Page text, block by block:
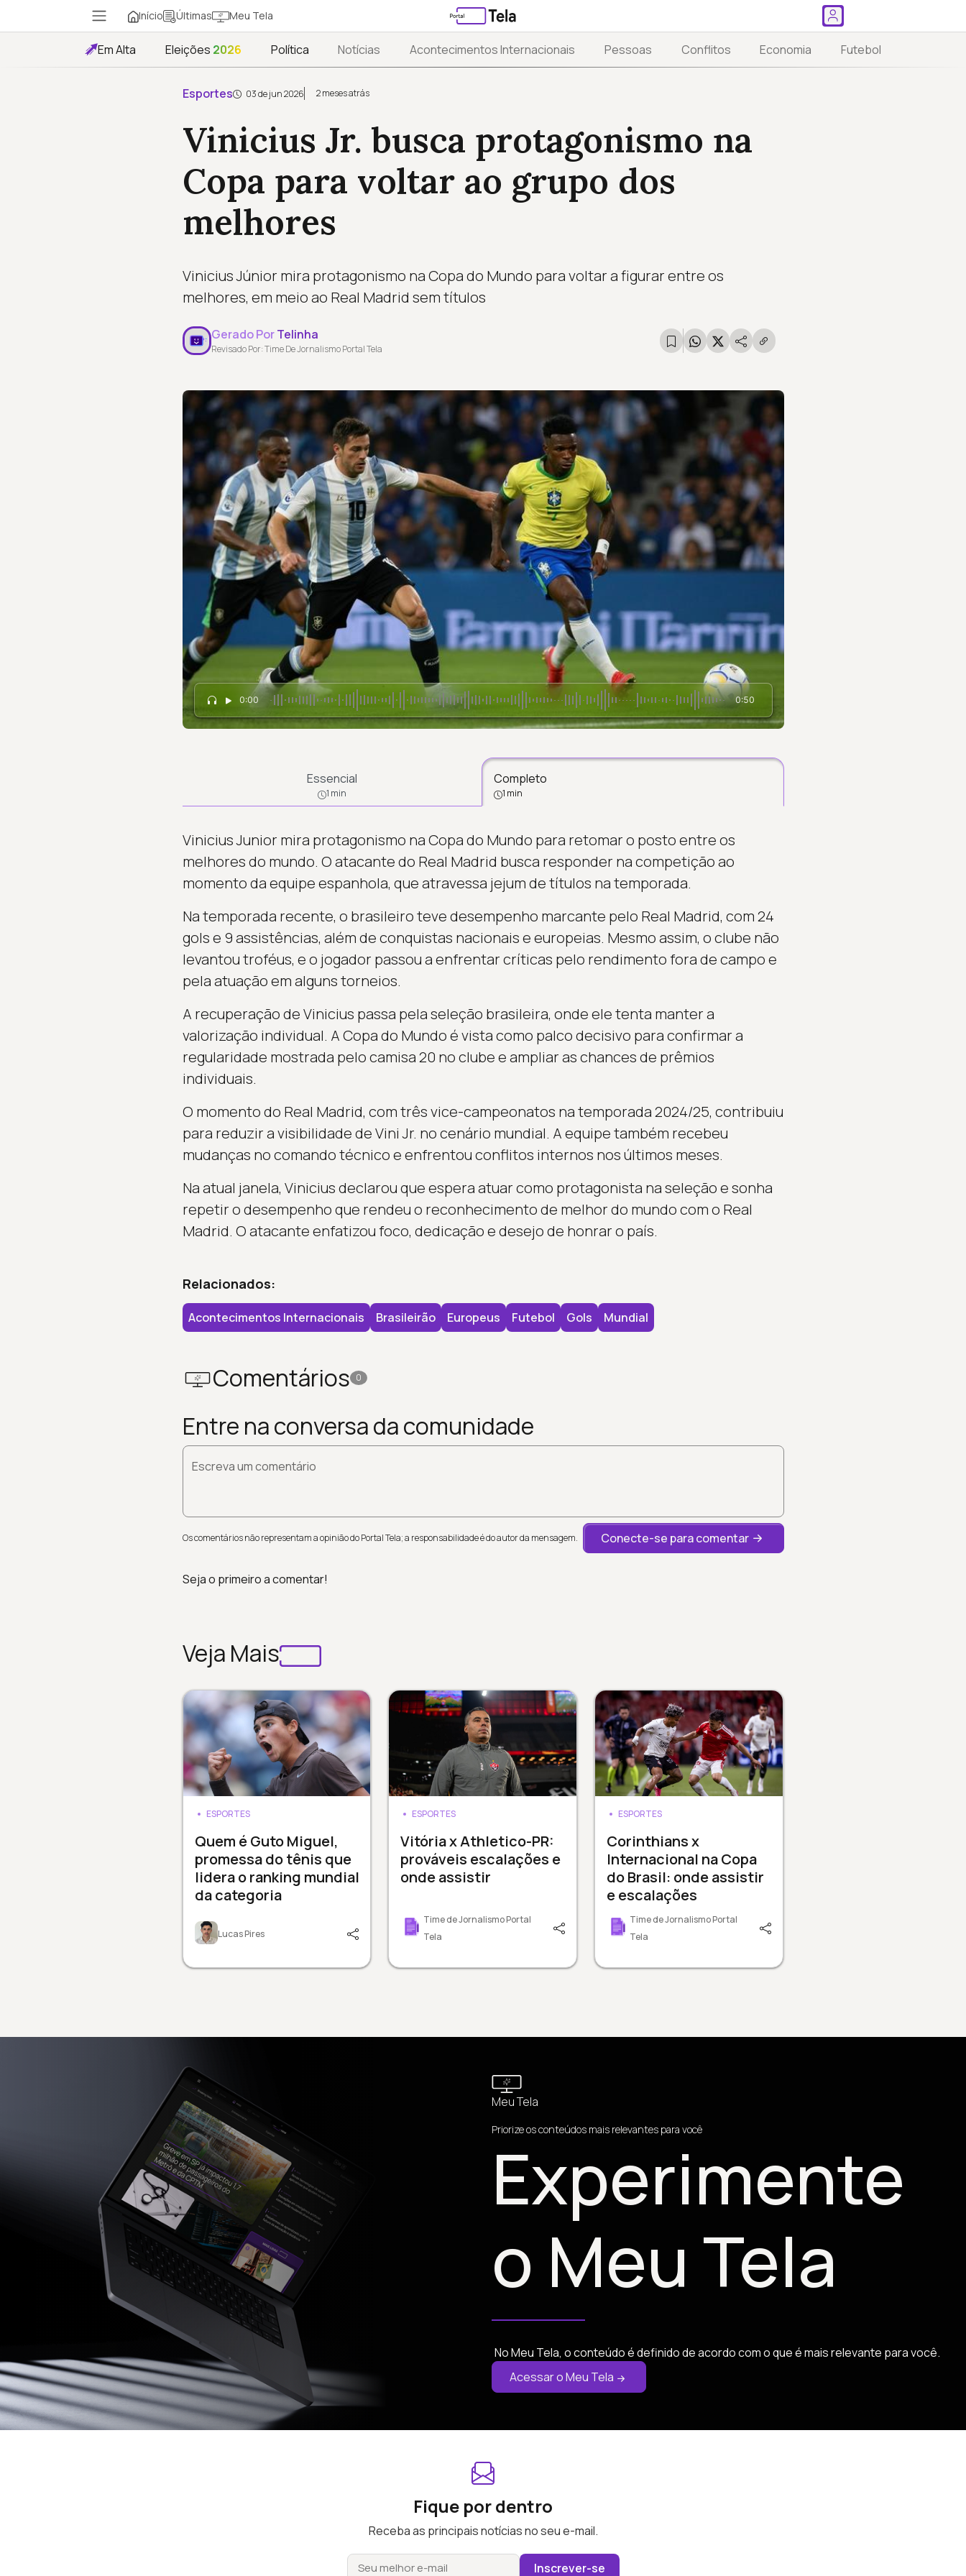
Início Últimas Meu Tela
Em Alta Eleições 2026 Política Notícias Acontecimentos Internacionais Pessoas Conflitos Economia Futebol
Esportes 03 de jun 2026 2 meses atrás
Vinicius Jr. busca protagonismo na
Copa para voltar ao grupo dos
melhores
Vinicius Júnior mira protagonismo na Copa do Mundo para voltar a figurar entre os
melhores, em meio ao Real Madrid sem títulos
Gerado PorTelinha
Revisado Por: Time De Jornalismo Portal Tela
0:00 0:50
Essencial
1 min
Completo
1 min
Vinicius Junior mira protagonismo na Copa do Mundo para retomar o posto entre os
melhores do mundo. O atacante do Real Madrid busca responder na competição ao
momento da equipe espanhola, que atravessa jejum de títulos na temporada.
Na temporada recente, o brasileiro teve desempenho marcante pelo Real Madrid, com 24
gols e 9 assistências, além de conquistas nacionais e europeias. Mesmo assim, o clube não
levantou troféus, e o jogador passou a enfrentar críticas pelo rendimento fora de campo e
pela atuação em alguns torneios.
A recuperação de Vinicius passa pela seleção brasileira, onde ele tenta manter a
valorização individual. A Copa do Mundo é vista como palco decisivo para confirmar a
regularidade mostrada pelo camisa 20 no clube e ampliar as chances de prêmios
individuais.
O momento do Real Madrid, com três vice-campeonatos na temporada 2024/25, contribuiu
para reduzir a visibilidade de Vini Jr. no cenário mundial. A equipe também recebeu
mudanças no comando técnico e enfrentou conflitos internos nos últimos meses.
Na atual janela, Vinicius declarou que espera atuar como protagonista na seleção e sonha
repetir o desempenho que rendeu o reconhecimento de melhor do mundo com o Real
Madrid. O atacante enfatizou foco, dedicação e desejo de honrar o país.
Relacionados:
Acontecimentos Internacionais Brasileirão Europeus Futebol Gols Mundial
Comentários 0
Entre na conversa da comunidade
Escreva um comentário
Os comentários não representam a opinião do Portal Tela; a responsabilidade é do autor da mensagem. Conecte-se para comentar
Seja o primeiro a comentar!
Veja Mais
ESPORTES
Quem é Guto Miguel,
promessa do tênis que
lidera o ranking mundial
da categoria
Lucas Pires
ESPORTES
Vitória x Athletico-PR:
prováveis escalações e
onde assistir
Time de Jornalismo Portal
Tela
ESPORTES
Corinthians x
Internacional na Copa
do Brasil: onde assistir
e escalações
Time de Jornalismo Portal
Tela
Meu Tela
Priorize os conteúdos mais relevantes para você
Experimente
o Meu Tela
No Meu Tela, o conteúdo é definido de acordo com o que é mais relevante para você.
Acessar o Meu Tela
Fique por dentro
Receba as principais notícias no seu e-mail.
Inscrever-se